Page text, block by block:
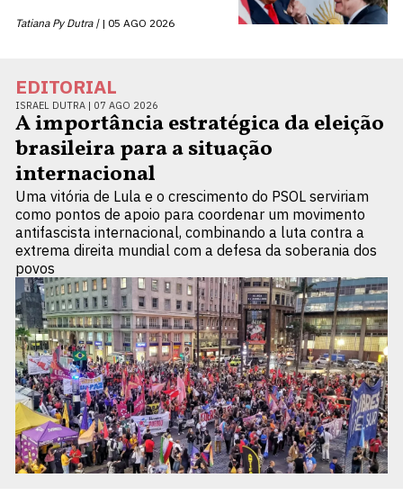
Tatiana Py Dutra | 05 AGO 2026
EDITORIAL
ISRAEL DUTRA | 07 AGO 2026
A importância estratégica da eleição
brasileira para a situação
internacional
Uma vitória de Lula e o crescimento do PSOL serviriam
como pontos de apoio para coordenar um movimento
antifascista internacional, combinando a luta contra a
extrema direita mundial com a defesa da soberania dos
povos